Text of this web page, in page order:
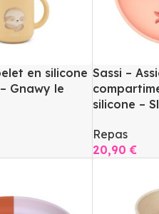
en silicone
Gnawy le
Sassi –
silicone –
Repas
20,90€